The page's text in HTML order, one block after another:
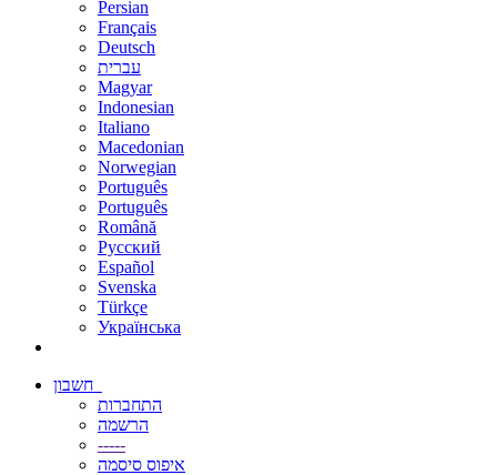
Persian
Français
Deutsch
עברית
Magyar
Indonesian
Italiano
Macedonian
Norwegian
Português
Português
Română
Русский
Español
Svenska
Türkçe
Українська
התחברות
הרשמה
-----
איפוס סיסמה